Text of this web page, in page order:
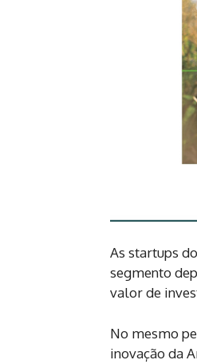
As startups
segmento
valor de
No mesmo
inovação da